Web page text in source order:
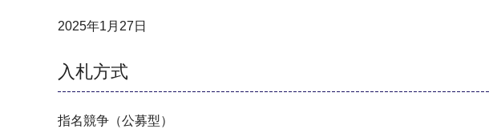
2025年1月27日
入札方式
指名競争（公募型）